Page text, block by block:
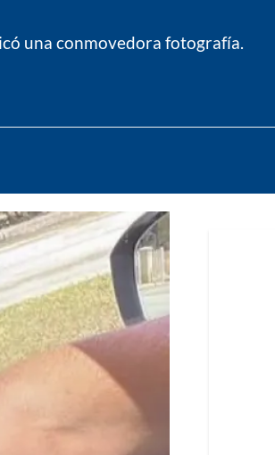
una conmovedora fotografía.